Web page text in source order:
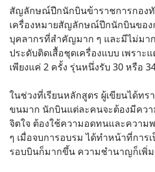
สัญลักษณ์ปีกนักบินข้าราชการกอง
เครื่องหมายสัญลักษณ์ปีกนักบินของ
บุคลากรที่สำคัญมาก ๆ และมีไม่มา
ประดับติดเสื้อชุดเครื่องแบบ เพราะ
เพียงแค่ 2 ครั้ง รุ่นหนึ่งรับ 30 หรือ
ในช่วงที่เรียนหลักสูตร ผู้เขียนได้ทร
ขนมาก นักบินแต่ละคนจะต้องมีควา
จิตใจ ต้องใช้ความอดทนและความ
ๆ เมื่อจบการอบรม ได้ทำหน้าที่การ
รอบบินก็มากขึ้น ความชำนาญก็เพิ่